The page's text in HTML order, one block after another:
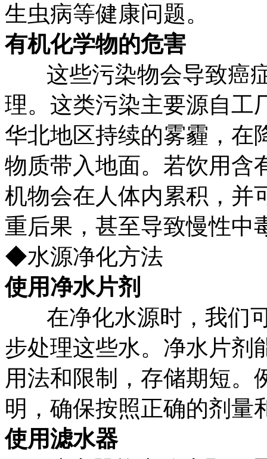
生虫病等健康问题。
有机化学物的危害
这些污染物会导致癌
理。这类污染主要源自工
华北地区持续的雾霾，在
物质带入地面。若饮用含
机物会在人体内累积，并
重后果，甚至导致慢性中
◆水源净化方法
使用净水片剂
在净化水源时，我们
步处理这些水。净水片剂
用法和限制，存储期短。
明，确保按照正确的剂量
使用滤水器